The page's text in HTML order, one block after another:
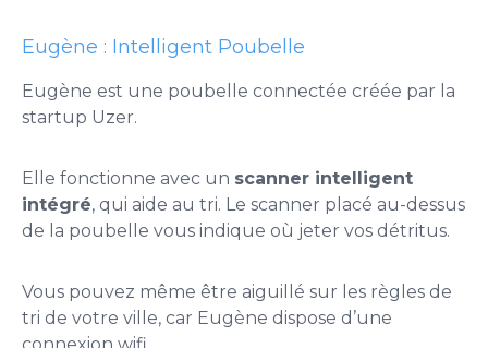
Eugène : Intelligent Poubelle
Eugène est une poubelle connectée créée par la
startup Uzer.
Elle fonctionne avec un scanner intelligent
intégré, qui aide au tri. Le scanner placé au-dessus
de la poubelle vous indique où jeter vos détritus.
Vous pouvez même être aiguillé sur les règles de
tri de votre ville, car Eugène dispose d’une